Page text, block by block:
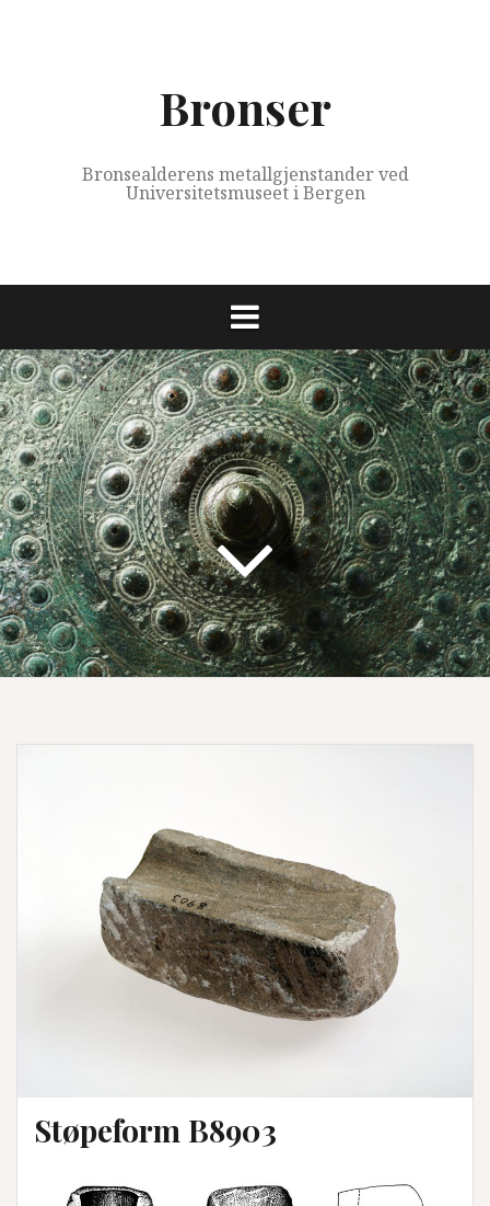
Bronser
Bronsealderens metallgjenstander ved
Universitetsmuseet i Bergen
Støpeform B8903